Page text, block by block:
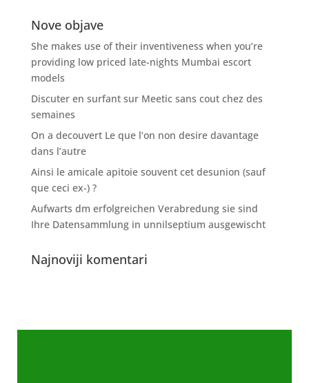
Nove objave
She makes use of their inventiveness when you’re
providing low priced late-nights Mumbai escort
models
Discuter en surfant sur Meetic sans cout chez des
semaines
On a decouvert Le que l’on non desire davantage
dans l’autre
Ainsi le amicale apitoie souvent cet desunion (sauf
que ceci ex-) ?
Aufwarts dm erfolgreichen Verabredung sie sind
Ihre Datensammlung in unnilseptium ausgewischt
Najnoviji komentari